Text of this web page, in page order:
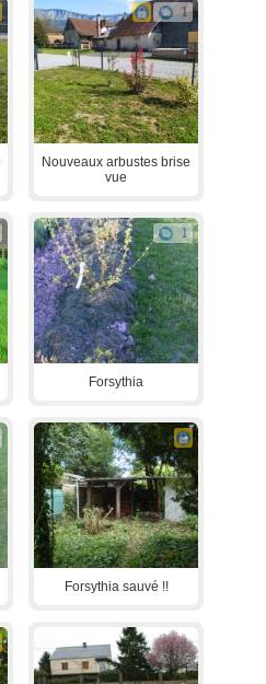
1
Nouveaux arbustes brise
vue
1
Forsythia
Forsythia sauvé !!